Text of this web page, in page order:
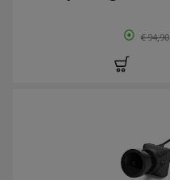
€ 94,90